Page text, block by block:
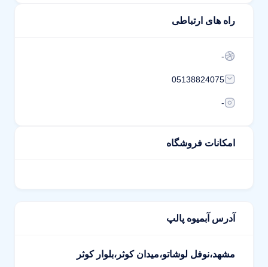
راه های ارتباطی
-
05138824075
-
امکانات فروشگاه
آدرس آبمیوه پالپ
مشهد،نوفل لوشاتو،میدان کوثر،بلوار کوثر